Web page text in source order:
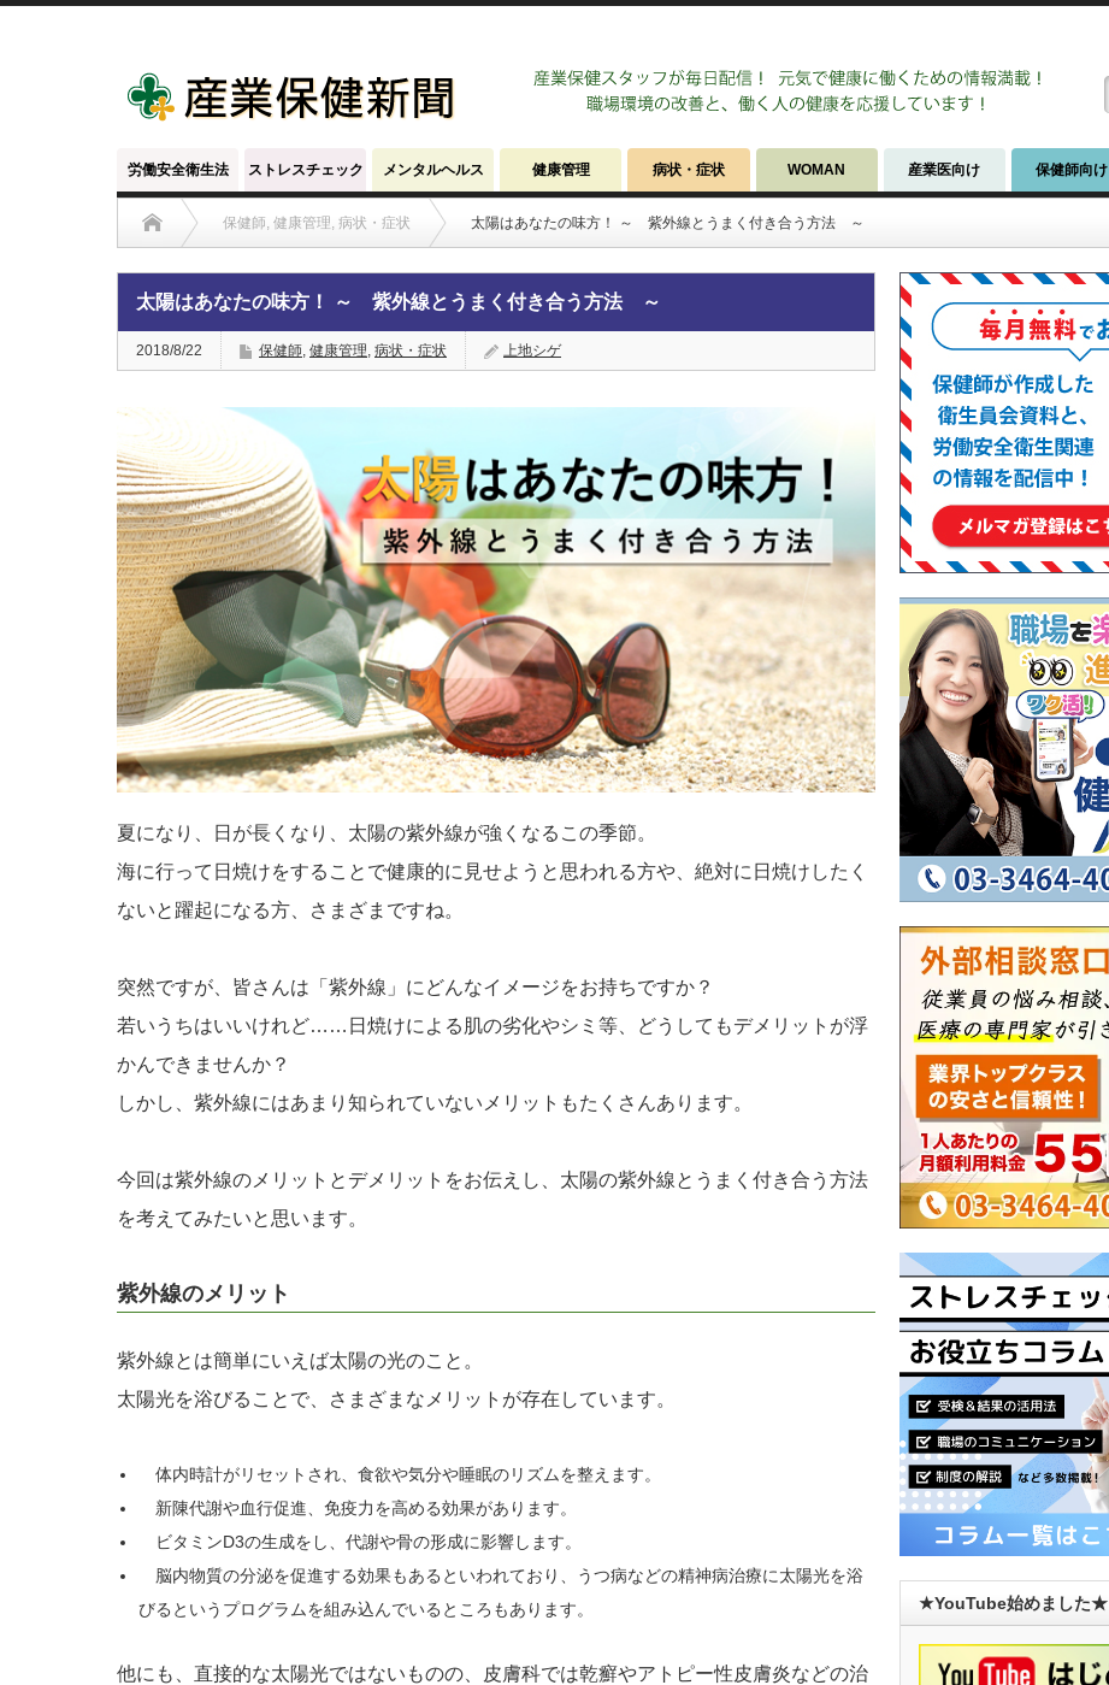
労働安全衛生法 ストレスチェック メンタルヘルス 健康管理 病状・症状 WOMAN 産業医向け 保健師向け
保健師, 健康管理, 病状・症状 太陽はあなたの味方！ ～ 紫外線とうまく付き合う方法 ～
太陽はあなたの味方！ ～ 紫外線とうまく付き合う方法 ～
2018/8/22 保健師, 健康管理, 病状・症状 上地シゲ
夏になり、日が長くなり、太陽の紫外線が強くなるこの季節。
海に行って日焼けをすることで健康的に見せようと思われる方や、絶対に日焼けしたく
ないと躍起になる方、さまざまですね。
突然ですが、皆さんは「紫外線」にどんなイメージをお持ちですか？
若いうちはいいけれど……日焼けによる肌の劣化やシミ等、どうしてもデメリットが浮
かんできませんか？
しかし、紫外線にはあまり知られていないメリットもたくさんあります。
今回は紫外線のメリットとデメリットをお伝えし、太陽の紫外線とうまく付き合う方法
を考えてみたいと思います。
紫外線のメリット
紫外線とは簡単にいえば太陽の光のこと。
太陽光を浴びることで、さまざまなメリットが存在しています。
体内時計がリセットされ、食欲や気分や睡眠のリズムを整えます。
新陳代謝や血行促進、免疫力を高める効果があります。
ビタミンD3の生成をし、代謝や骨の形成に影響します。
脳内物質の分泌を促進する効果もあるといわれており、うつ病などの精神病治療に太陽光を浴
びるというプログラムを組み込んでいるところもあります。
他にも、直接的な太陽光ではないものの、皮膚科では乾癬やアトピー性皮膚炎などの治
★YouTube始めました★